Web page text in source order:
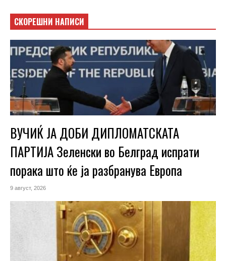
СКОРЕШНИ НАПИСИ
ВУЧИЌ ЈА ДОБИ ДИПЛОМАТСКАТА
ПАРТИЈА Зеленски во Белград испрати
порака што ќе ја разбранува Европа
9 август, 2026